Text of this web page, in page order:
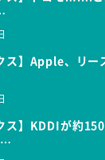
ス】Apple、リー
ス】KDDIが約